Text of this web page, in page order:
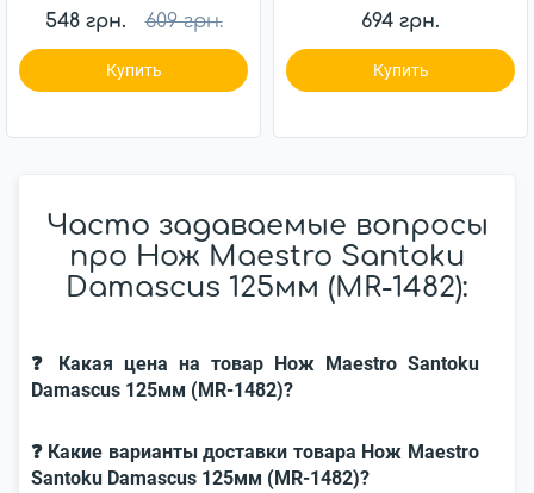
548 грн. 609 грн.
Купить
694 грн.
Купить
Часто задаваемые вопросы
про Нож Maestro Santoku
Damascus 125мм (MR-1482):
❓ Какая цена на товар Нож Maestro Santoku
Damascus 125мм (MR-1482)?
❓ Какие варианты доставки товара Нож Maestro
Santoku Damascus 125мм (MR-1482)?